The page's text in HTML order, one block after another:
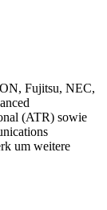
Fujitsu, NEC,
(ATR) sowie
um weitere